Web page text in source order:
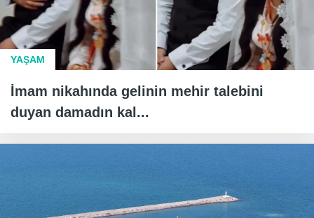
YAŞAM
İmam nikahında gelinin mehir talebini
duyan damadın kal...